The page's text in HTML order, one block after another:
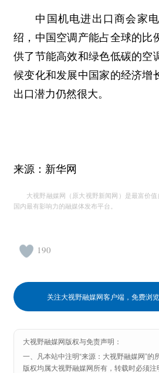
中国机电进出口商会家电
绍，中国空调产能占全球的比
供了节能高效和绿色低碳的空
候变化和发展中国家的经济增
出口潜力仍然很大。
来源：新华网
大视野融媒网（原大视野新闻网）是最富价
国内最有影响力的融媒体发布平台。
190
关注大视野融媒网客户端，免费浏
大视野融媒网版权与免责声明：
一、凡本站中注明“来源：大视野融媒网”的
版权均属大视野融媒网所有，转载时必须注